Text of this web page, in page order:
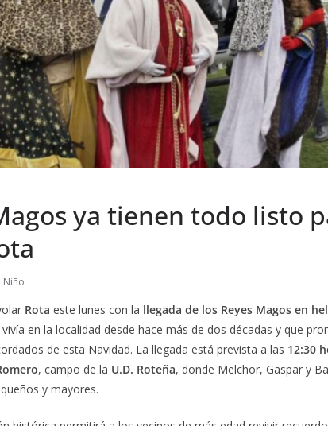
ya tienen todo listo
Niño
Rota este lunes con la llegada de los Reyes Magos en
en la localidad desde hace más de dos décadas y que
de esta Navidad. La llegada está prevista a las 12:30
, campo de la U.D. Roteña, donde Melchor, Gaspar y
y mayores.